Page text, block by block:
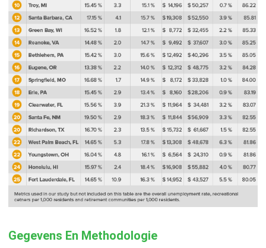
Gegevens En Methodologie